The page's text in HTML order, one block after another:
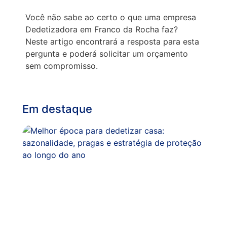
Você não sabe ao certo o que uma empresa
Dedetizadora em Franco da Rocha faz?
Neste artigo encontrará a resposta para esta
pergunta e poderá solicitar um orçamento
sem compromisso.
Em destaque